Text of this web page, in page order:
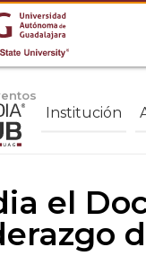
Institución
el